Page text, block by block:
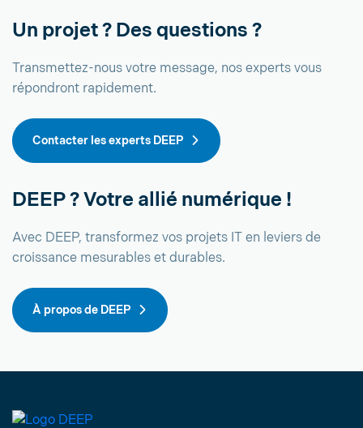
Un projet ? Des questions ?
Transmettez-nous votre message, nos experts vous
répondront rapidement.
Contacter les experts DEEP
DEEP ? Votre allié numérique !
Avec DEEP, transformez vos projets IT en leviers de
croissance mesurables et durables.
À propos de DEEP